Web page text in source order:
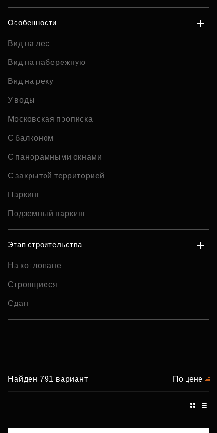
Особенности
Вид на лес
Вид на набережную
Вид на реку
У воды
Московская прописка
С балконом
С панорамными окнами
С закрытой территорией
Паркинг
Подземный паркинг
Этап строительства
На котловане
Строящиеся
Сдан
Найден 791 вариант По цене